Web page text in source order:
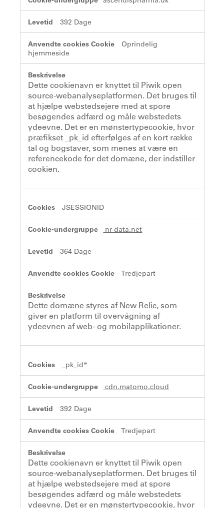
392 Dage
Oprindelig
hjemmeside
Dette cookienavn er knyttet til Piwik open
source-webanalyseplatformen. Det bruges til
at hjælpe webstedsejere med at spore
besøgendes adfærd og måle webstedets
ydeevne. Det er en mønstertypecookie, hvor
præfikset _pk_id efterfølges af en kort række
tal og bogstaver, som menes at være en
referencekode for det domæne, der indstiller
cookien.
JSESSIONID
nr-data.net
364 Dage
Tredjepart
Dette domæne styres af New Relic, som
giver en platform til overvågning af
ydeevnen af web- og mobilapplikationer.
_pk_id*
cdn.matomo.cloud
392 Dage
Tredjepart
Dette cookienavn er knyttet til Piwik open
source-webanalyseplatformen. Det bruges til
at hjælpe webstedsejere med at spore
besøgendes adfærd og måle webstedets
ydeevne. Det er en mønstertypecookie, hvor